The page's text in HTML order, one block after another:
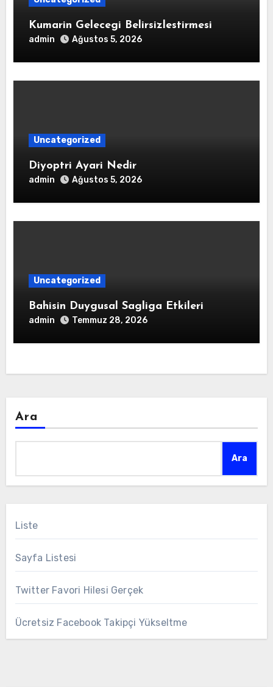
Kumarin Gelecegi Belirsizlestirmesi
admin Ağustos 5, 2026
Uncategorized
Diyoptri Ayari Nedir
admin Ağustos 5, 2026
Uncategorized
Bahisin Duygusal Sagliga Etkileri
admin Temmuz 28, 2026
Ara
Ara
Liste
Sayfa Listesi
Twitter Favori Hilesi Gerçek
Ücretsiz Facebook Takipçi Yükseltme